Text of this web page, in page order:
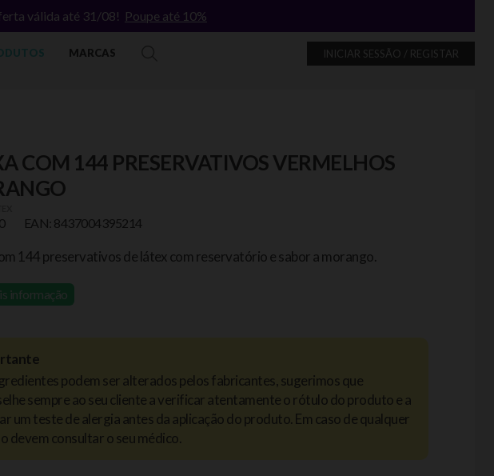
válida até 31/08! Poupe até 10%
MARCAS INICIAR SESSÃO / REGISTAR
COM 144 PRESERVATIVOS VERMELHOS
EAN: 8437004395214
144 preservativos de látex com reservatório e sabor a morango.
informação
podem ser alterados pelos fabricantes, sugerimos que
sempre ao seu cliente a verificar atentamente o rótulo do produto e a
um teste de alergia antes da aplicação do produto. Em caso de qualquer
devem consultar o seu médico.